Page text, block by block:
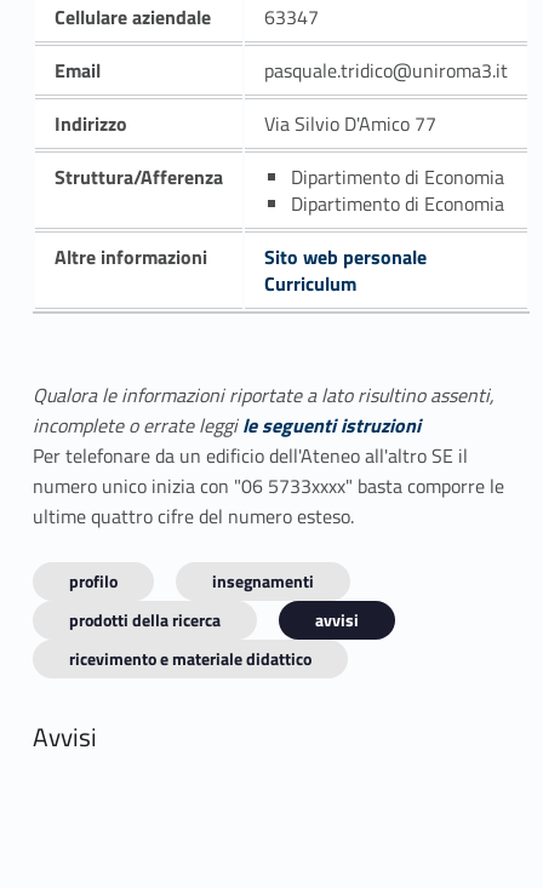
Cellulare aziendale
63347
Email
pasquale.tridico@uniroma3.it
Indirizzo
Via Silvio D'Amico 77
Struttura/Afferenza
Dipartimento di Economia
Dipartimento di Economia
Altre informazioni
Sito web personale
Curriculum
Qualora le informazioni riportate a lato risultino assenti,
incomplete o errate leggile seguenti istruzioni
Per telefonare da un edificio dell'Ateneo all'altro SE il
numero unico inizia con "06 5733xxxx" basta comporre le
ultime quattro cifre del numero esteso.
profilo
insegnamenti
prodotti della ricerca
avvisi
ricevimento e materiale didattico
Avvisi